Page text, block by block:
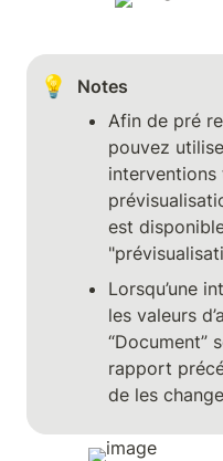
💡
Notes
Afin de pré
pouvez
interventions
est
Lorsqu’une
les valeurs
“Document”
rapport
de les